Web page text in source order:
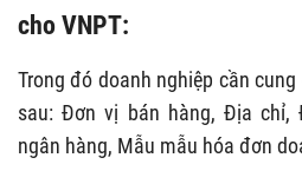
cho VNPT:
Trong đó doanh nghiệp cần
sau: Đơn vị bán hàng, Địa chỉ,
ngân hàng, Mẫu mẫu hóa đơn